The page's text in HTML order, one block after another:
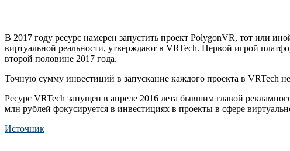
В 2017 году ресурс намерен запустить проект PolygonVR, тот или
виртуальной реальности, утверждают в VRTech. Первой игрой
второй половине 2017 года.
Точную сумму инвестиций в запускание каждого проекта в VRTech
Ресурс VRTech запущен в апреле 2016 лета бывшим главой
млн рублей фокусируется в инвестициях в проекты в сфере
Источник